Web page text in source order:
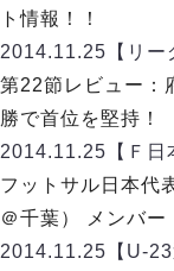
試合日程
順位表
戦績表
警告・退場・出
個人ランキング
個人ランキング
個人ランキング
個人ランキング
シュライカ
ボルクバレ
バサジィ大分
メットライフ
ヴォスクオー
マルバ水戸
日本フットサル
大会概要
リーグ要項
クラブライセンス
アリーナ観戦マ
過去の試合記
ディビジョン1
ディビジョン2 試
Ｆリーグカップ
リーグ統計デ
プロジェク
ABeam AWARD
DIVISION 01
ト情報！！
2014.11.25 【リー
第22節レビュー：
勝で首位を堅持！
2014.11.25 【Ｆ日
フットサル日本代
＠千葉） メンバー
2014.11.25 【U-